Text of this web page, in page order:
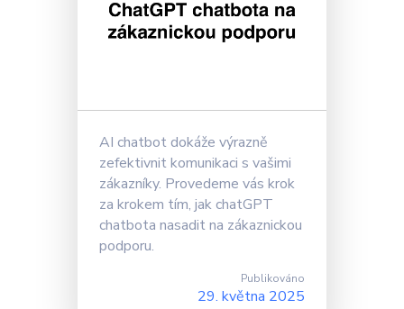
AI chatbot dokáže výrazně
zefektivnit komunikaci s vašimi
zákazníky. Provedeme vás krok
za krokem tím, jak chatGPT
chatbota nasadit na zákaznickou
podporu.
Publikováno
29. května 2025